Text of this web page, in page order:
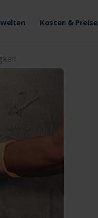
Kosten & Preise